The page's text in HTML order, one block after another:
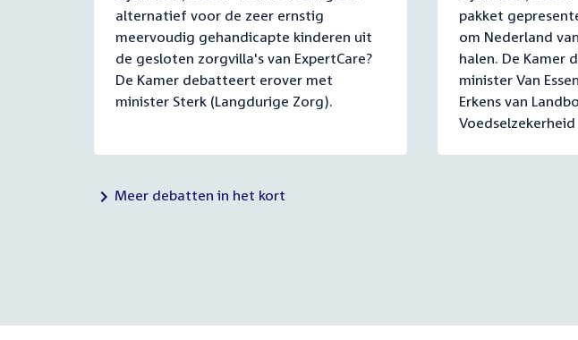
alternatief voor de zeer ernstig
meervoudig gehandicapte kinderen uit
de gesloten zorgvilla's van ExpertCare?
De Kamer debatteert erover met
minister Sterk (Langdurige Zorg).
pakket
om Nederland
halen. De Kamer
minister Van
Erkens van
Meer debatten in het kort